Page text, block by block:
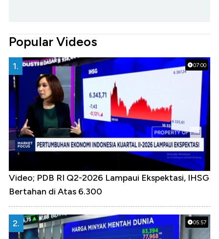
Popular Videos
07:00
1.
Video; PDB RI Q2-2026 Lampaui Ekspektasi, IHSG
Bertahan di Atas 6.300
05:57
2.